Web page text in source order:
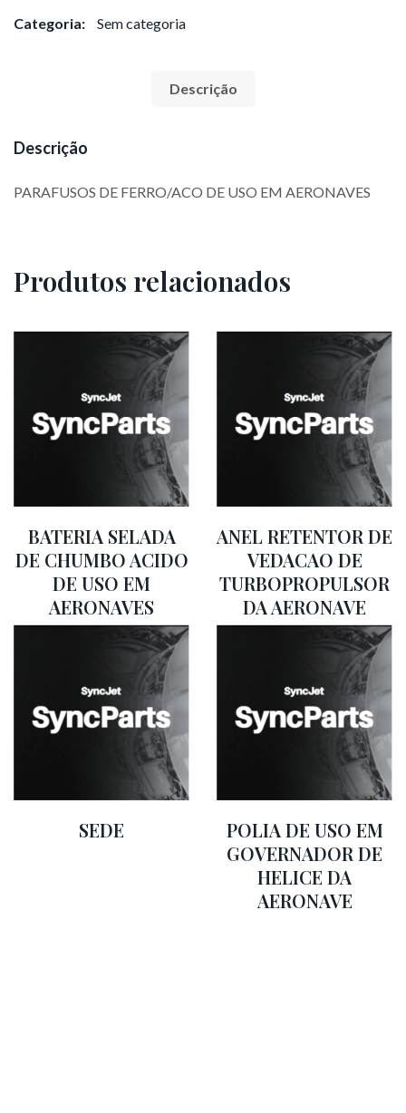
Categoria: Sem categoria
Descrição
Descrição
PARAFUSOS DE FERRO/ACO DE USO EM AERONAVES
Produtos relacionados
BATERIA SELADA
DE CHUMBO ACIDO
DE USO EM
AERONAVES
ANEL RETENTOR DE
VEDACAO DE
TURBOPROPULSOR
DA AERONAVE
SEDE
POLIA DE USO EM
GOVERNADOR DE
HELICE DA
AERONAVE